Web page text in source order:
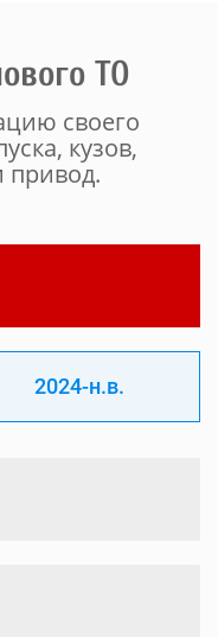
ТО
своего
кузов,
привод.
2024-н.в.